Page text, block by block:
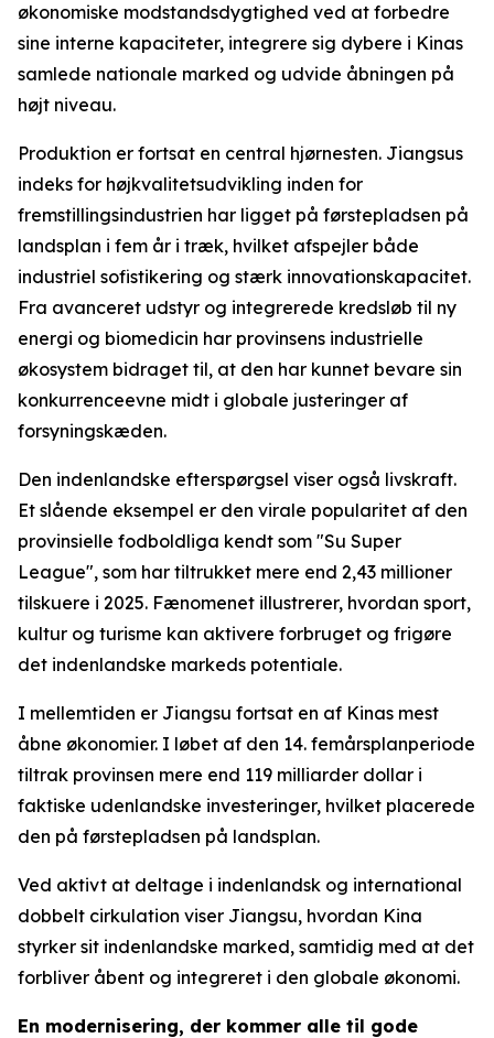
økonomiske modstandsdygtighed ved at forbedre
sine interne kapaciteter, integrere sig dybere i Kinas
samlede nationale marked og udvide åbningen på
højt niveau.
Produktion er fortsat en central hjørnesten. Jiangsus
indeks for højkvalitetsudvikling inden for
fremstillingsindustrien har ligget på førstepladsen på
landsplan i fem år i træk, hvilket afspejler både
industriel sofistikering og stærk innovationskapacitet.
Fra avanceret udstyr og integrerede kredsløb til ny
energi og biomedicin har provinsens industrielle
økosystem bidraget til, at den har kunnet bevare sin
konkurrenceevne midt i globale justeringer af
forsyningskæden.
Den indenlandske efterspørgsel viser også livskraft.
Et slående eksempel er den virale popularitet af den
provinsielle fodboldliga kendt som "Su Super
League", som har tiltrukket mere end 2,43 millioner
tilskuere i 2025. Fænomenet illustrerer, hvordan sport,
kultur og turisme kan aktivere forbruget og frigøre
det indenlandske markeds potentiale.
I mellemtiden er Jiangsu fortsat en af Kinas mest
åbne økonomier. I løbet af den 14. femårsplanperiode
tiltrak provinsen mere end 119 milliarder dollar i
faktiske udenlandske investeringer, hvilket placerede
den på førstepladsen på landsplan.
Ved aktivt at deltage i indenlandsk og international
dobbelt cirkulation viser Jiangsu, hvordan Kina
styrker sit indenlandske marked, samtidig med at det
forbliver åbent og integreret i den globale økonomi.
En modernisering, der kommer alle til gode